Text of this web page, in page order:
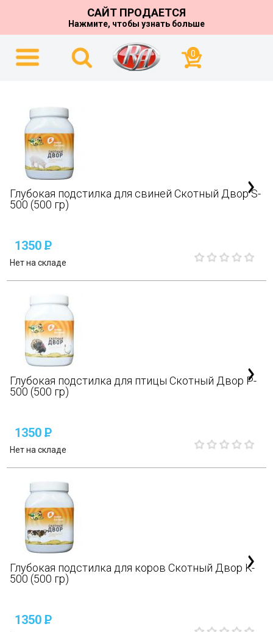
САЙТ ПРОДАЕТСЯ
Нажмите, чтобы узнать больше
0
Глубокая подстилка для свиней Скотный Двор S-
500 (500 гр)
1350P
Нет на складе
Глубокая подстилка для птицы Скотный Двор P-
500 (500 гр)
1350P
Нет на складе
Глубокая подстилка для коров Скотный Двор K-
500 (500 гр)
1350P